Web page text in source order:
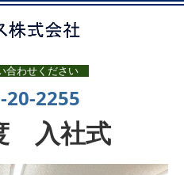
合わせください
20-2255
入社式